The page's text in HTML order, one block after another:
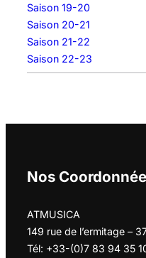
Saison 19-20
Saison 20-21
Saison 21-22
Saison 22-23
Nos
ATMUSICA
149 rue de l’ermitage –
Tél: +33-(0)7 83 94 35